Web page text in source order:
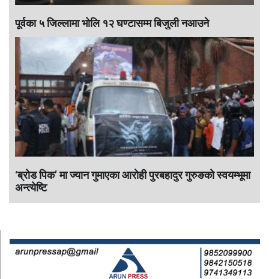
पूर्वका ५ जिल्लामा भाेलि १२ घण्टासम्म बिजुली नआउने
‘ब्रोड पिक’ मा ज्यान गुमाएका आराेही पुरबहादुर गुरुङको स्वयम्भूमा
अन्त्येष्टि